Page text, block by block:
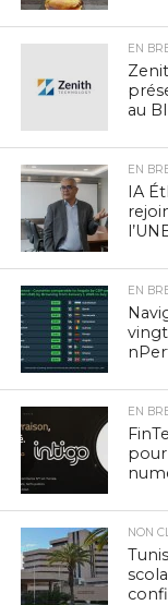
EN
au
EN
IA
EN
EN
pour
NON